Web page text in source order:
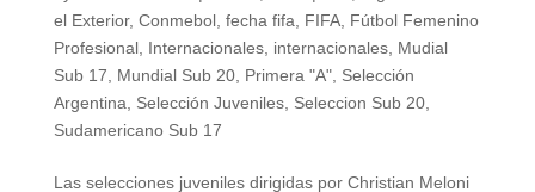
el Exterior, Conmebol, fecha fifa FIFA, Fútbol Femenino
Profesional, Internacionales, internacionales, Mudial
Sub 17
Mundial Sub 20, Primera "A", Selección
Argentina
Selección Juveniles, Seleccion Sub 20,
Sudamericano Sub 17
Las selecciones juveniles dirigidas por Christian Meloni